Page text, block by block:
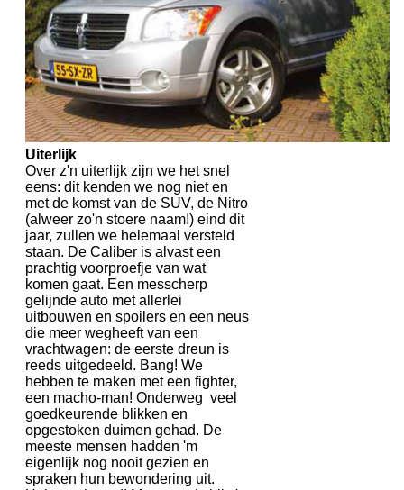
Uiterlijk
Over z'n uiterlijk zijn we het snel
eens: dit kenden we nog niet en
met de komst van de SUV, de Nitro
(alweer zo'n stoere naam!) eind dit
jaar, zullen we helemaal versteld
staan. De Caliber is alvast een
prachtig voorproefje van wat
komen gaat. Een messcherp
gelijnde auto met allerlei
uitbouwen en spoilers en een neus
die meer wegheeft van een
vrachtwagen: de eerste dreun is
reeds uitgedeeld. Bang! We
hebben te maken met een fighter,
een macho-man! Onderweg veel
goedkeurende blikken en
opgestoken duimen gehad. De
meeste mensen hadden 'm
eigenlijk nog nooit gezien en
spraken hun bewondering uit.